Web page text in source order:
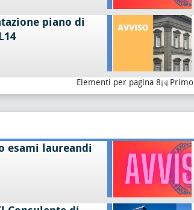
piano di
Elementi per pagina 8 Primo
esami laureandi